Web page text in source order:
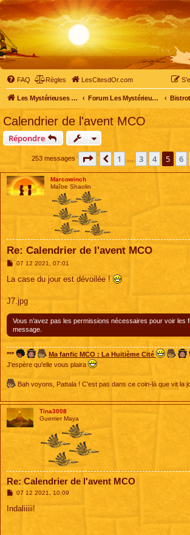
FAQ Règles LesCitesdOr.com
Les Mystérieuses Cités d'Or - LesCitesdOr.com Forum Les Mystérieuses Cités d'Or Bistrot
Calendrier de l'avent MCO
Répondre
253 messages Page sur 26
Précédente
1 3 4 5 6
Marcowinch
Maître Shaolin
Re: Calendrier de l'avent MCO
M
s
g
e
07 12 2021, 07:01
La case du jour est dévoilée !
J7.jpg
Vous n’avez pas les permissions nécessaires pour voir les
message.
*** Ma fanfic MCO : La Huitième Cité
J'espère qu'elle vous plaira
Bah voyons, Pattala ! C'est pas dans ce coin-là que vit la
Tina3008
Guerrier Maya
Re: Calendrier de l'avent MCO
M
s
07 12 2021, 10:09
Indaliiiii!